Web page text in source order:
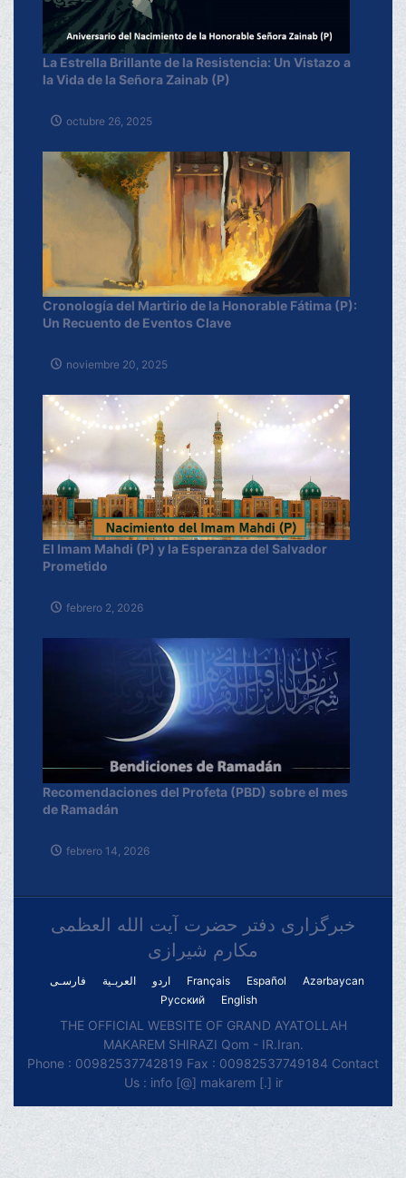
La Estrella Brillante de la Resistencia: Un Vistazo a
la Vida de la Señora Zainab (P)
octubre 26, 2025
Cronología del Martirio de la Honorable Fátima (P):
Un Recuento de Eventos Clave
noviembre 20, 2025
El Imam Mahdi (P) y la Esperanza del Salvador
Prometido
febrero 2, 2026
Recomendaciones del Profeta (PBD) sobre el mes
de Ramadán
febrero 14, 2026
خبرگزاری دفتر حضرت آیت الله العظمی
مکارم شیرازی
فارسـی العربـیة اردو Français Español
Azərbaycan
Русский
English
THE OFFICIAL WEBSITE OF GRAND AYATOLLAH
MAKAREM SHIRAZI Qom - IR.Iran.
Phone : 00982537742819 Fax : 00982537749184 Contact
Us : info [@] makarem [.] ir